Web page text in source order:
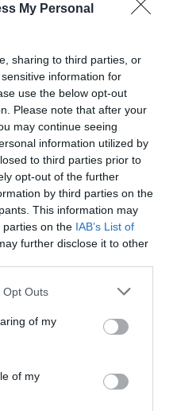
My Personal
sharing to third parties, or
information for
use the below opt-out
Please note that after your
may continue seeing
information utilized by
to third parties prior to
opt-out of the further
by third parties on the
This information may
parties on the IAB’s List of
further disclose it to other
uses one or more Google
behaviour. You may click to
and its third-party tags to
purposes in below Google
Opt Outs
of my
of my
ΒΡΑΒΕΙΑ
τον Ιούλιο στο